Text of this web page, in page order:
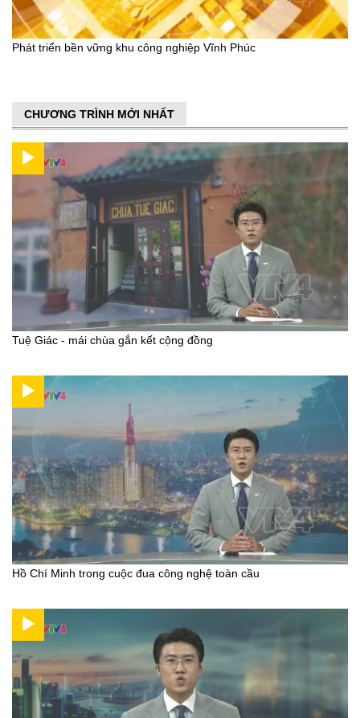
Phát triển bền vững khu công nghiệp Vĩnh Phúc
CHƯƠNG TRÌNH MỚI NHẤT
Tuệ Giác - mái chùa gắn kết cộng đồng
Hồ Chí Minh trong cuộc đua công nghệ toàn cầu